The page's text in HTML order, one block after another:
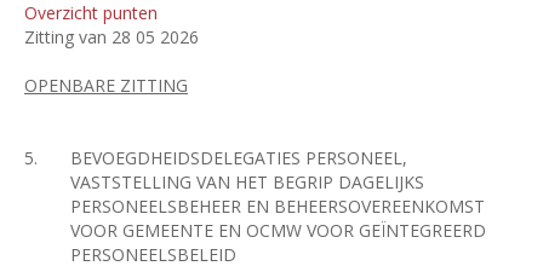
Overzicht punten
Zitting van 28 05 2026
OPENBARE ZITTING
5.
BEVOEGDHEIDSDELEGATIES PERSONEEL,
VASTSTELLING VAN HET BEGRIP DAGELIJKS
PERSONEELSBEHEER EN BEHEERSOVEREENKOMST
VOOR GEMEENTE EN OCMW VOOR GEÏNTEGREERD
PERSONEELSBELEID